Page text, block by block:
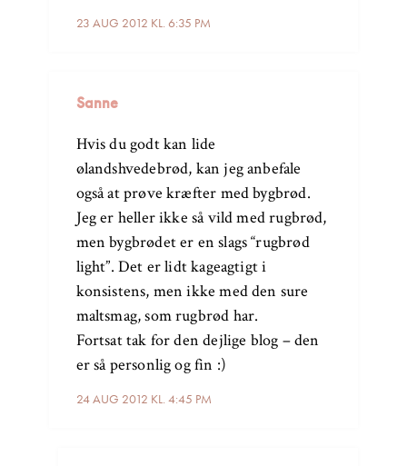
23 AUG 2012 KL. 6:35 PM
Sanne
24 AUG 2012 KL. 4:45 PM
Hvis du godt kan lide
ølandshvedebrød, kan jeg anbefale
også at prøve kræfter med bygbrød.
Jeg er heller ikke så vild med rugbrød,
men bygbrødet er en slags “rugbrød
light”. Det er lidt kageagtigt i
konsistens, men ikke med den sure
maltsmag, som rugbrød har.
Fortsat tak for den dejlige blog – den
er så personlig og fin :)